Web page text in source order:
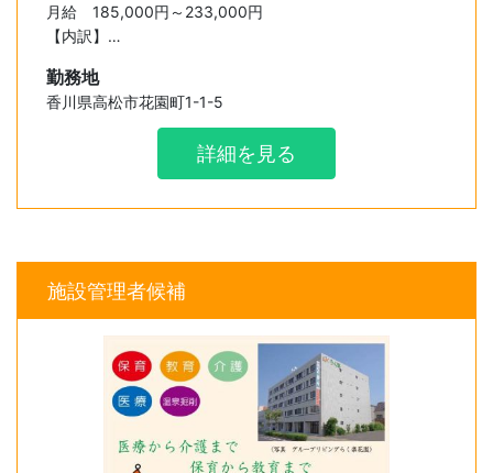
月給 185,000円～233,000円
【内訳】
・資格手当 5,000円～ 10,000円
・特別手当 20,000円～ 30,000円
・業務手当 7,000円～ 30,000円
・加算金 5,000円～ 5,000円
勤務地
香川県高松市花園町1-1-5
詳細を見る
施設管理者候補